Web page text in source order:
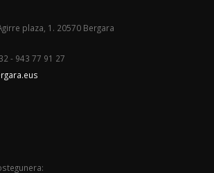
plaza, 1. 20570 Bergara
- 943 77 91 27